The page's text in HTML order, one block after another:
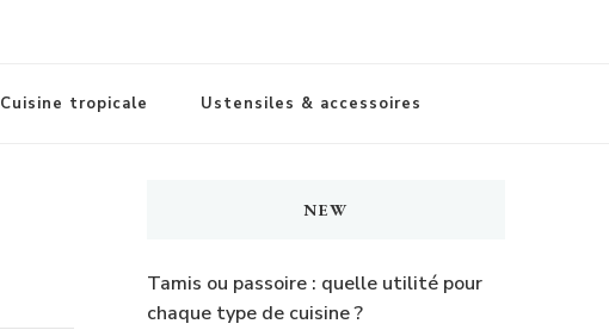
Cuisine tropicale Ustensiles & accessoires
NEW
Tamis ou passoire : quelle utilité pour
chaque type de cuisine ?